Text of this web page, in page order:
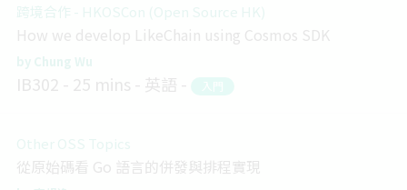
跨境合作 - HKOSCon (Open Source HK)
How we develop LikeChain using Cosmos SDK
Chung Wu
IB302 25 mins 英語 入門
Other OSS Topics
從原始碼看 Go 語言的併發與排程實現